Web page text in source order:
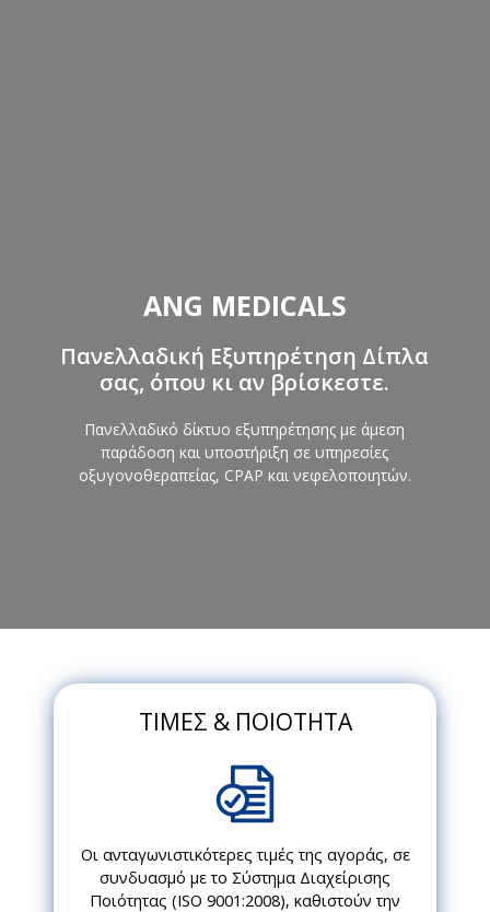
ANG MEDICALS
Πανελλαδική Εξυπηρέτηση Δίπλα
σας, όπου κι αν βρίσκεστε.
Πανελλαδικό δίκτυο εξυπηρέτησης με άμεση
παράδοση και υποστήριξη σε υπηρεσίες
οξυγονοθεραπείας, CPAP και νεφελοποιητών.
ΤΙΜΕΣ & ΠΟΙΟΤΗΤΑ
Οι ανταγωνιστικότερες τιμές της αγοράς, σε
συνδυασμό με το Σύστημα Διαχείρισης
Ποιότητας (ISO 9001:2008), καθιστούν την